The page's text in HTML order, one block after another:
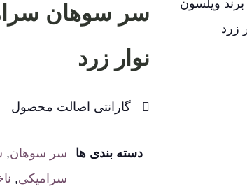
سر سوهان
نوار زرد
گارانتی اصالت محصول
دسته بندی ها سر سوهان,
سرامیکی,